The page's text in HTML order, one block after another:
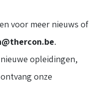
voor meer nieuws of
.
opleidingen,
onze